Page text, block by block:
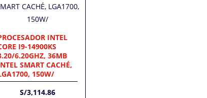
INTEL
I9-14900KS
6.20GHZ, 36MB
SMART CACHÉ,
150W/
S/3,114.86